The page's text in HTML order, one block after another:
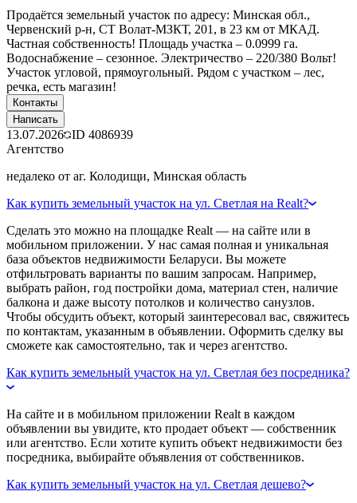
Продаётся земельный участок по адресу: Минская обл.,
Червенский р-н, СТ Волат-МЗКТ, 201, в 23 км от МКАД.
Частная собственность! Площадь участка – 0.0999 га.
Водоснабжение – сезонное. Электричество – 220/380 Вольт!
Участок угловой, прямоугольный. Рядом с участком – лес,
речка, есть магазин!
Контакты
Написать
13.07.2026 ID 4086939
Агентство
недалеко от аг. Колодищи, Минская область
Как купить земельный участок на ул. Светлая на Realt?
Сделать это можно на площадке Realt — на сайте или в
мобильном приложении. У нас самая полная и уникальная
база объектов недвижимости Беларуси. Вы можете
отфильтровать варианты по вашим запросам. Например,
выбрать район, год постройки дома, материал стен, наличие
балкона и даже высоту потолков и количество санузлов.
Чтобы обсудить объект, который заинтересовал вас, свяжитесь
по контактам, указанным в объявлении. Оформить сделку вы
сможете как самостоятельно, так и через агентство.
Как купить земельный участок на ул. Светлая без посредника?
На сайте и в мобильном приложении Realt в каждом
объявлении вы увидите, кто продает объект — собственник
или агентство. Если хотите купить объект недвижимости без
посредника, выбирайте объявления от собственников.
Как купить земельный участок на ул. Светлая дешево?